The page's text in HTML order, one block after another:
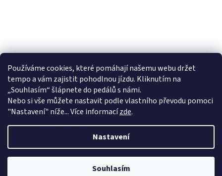
Používáme cookies, které pomáhají našemu webu držet
tempo a vám zajistit pohodlnou jízdu. Kliknutím na
„Souhlasím“ šlápnete do pedálů s námi.
Nebo si vše můžete nastavit podle vlastního převodu pomoci
"Nastavení" níže... Více informacízde.
Nastavení
Souhlasím
Od 1.4. máme na kamenné prodejně ve Valašském Meziříčí letní
zkrácenou otevírací dobu ve všední dny do 17 hodin a v sobotu máme